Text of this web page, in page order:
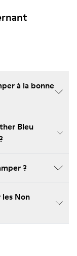
à la bonne
Bleu
?
Non